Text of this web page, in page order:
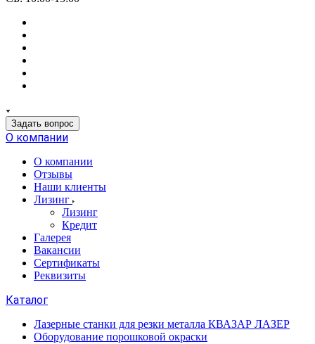
Задать вопрос
О компании
О компании
Отзывы
Наши клиенты
Лизинг
Лизинг
Кредит
Галерея
Вакансии
Сертификаты
Реквизиты
Каталог
Лазерные станки для резки металла КВАЗАР ЛАЗЕР
Оборудование порошковой окраски